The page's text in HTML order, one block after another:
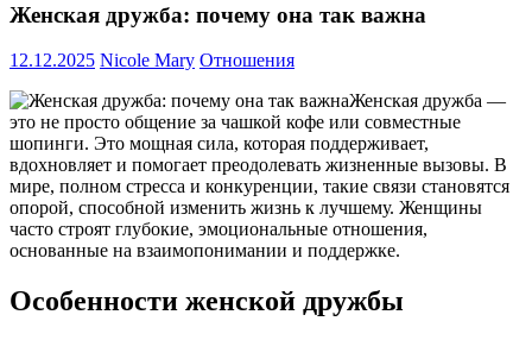
Женская дружба: почему она так важна
12.12.2025 Nicole Mary Отношения
Женская дружба —
это не просто общение за чашкой кофе или совместные
шопинги. Это мощная сила, которая поддерживает,
вдохновляет и помогает преодолевать жизненные вызовы. В
мире, полном стресса и конкуренции, такие связи становятся
опорой, способной изменить жизнь к лучшему. Женщины
часто строят глубокие, эмоциональные отношения,
основанные на взаимопонимании и поддержке.
Особенности женской дружбы